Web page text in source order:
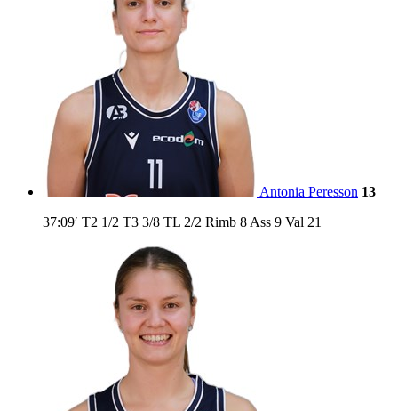
Antonia Peresson 13
37:09′ T2 1/2 T3 3/8 TL 2/2 Rimb 8 Ass 9 Val 21